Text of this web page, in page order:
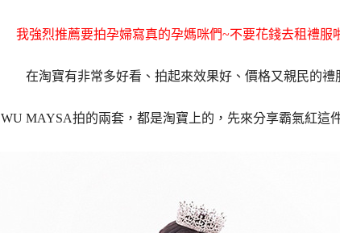
我強烈推薦要拍孕婦寫真的孕媽咪們~不要花錢去租禮服
在淘寶有非常多好看、拍起來效果好、價格又親民的禮
WU MAYSA拍的兩套，都是淘寶上的，先來分享霸氣紅這